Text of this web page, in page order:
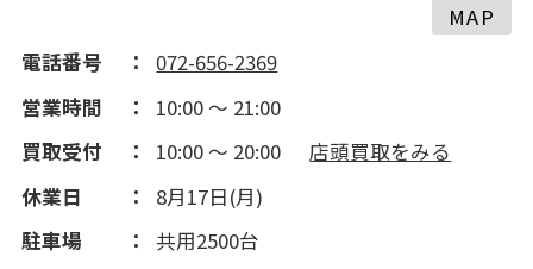
MAP
電話番号
072-656-2369
営業時間
10:00 ～ 21:00
買取受付
10:00 ～ 20:00
店頭買取をみる
休業日
8月17日(月)
駐車場
共用2500台